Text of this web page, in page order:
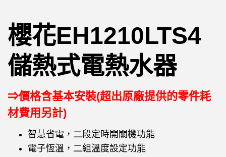
櫻花EH1210LTS4
儲熱式電熱水器
⇒價格含基本安裝(超出原廠提供的零件耗
材費用另計)
智慧省電，二段定時開關機功能
電子恆溫，二組溫度設定功能